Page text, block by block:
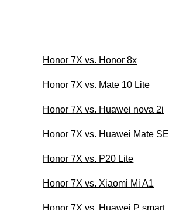
Honor 7X vs. Honor 8x
Honor 7X vs. Mate 10 Lite
Honor 7X vs. Huawei nova 2i
Honor 7X vs. Huawei Mate SE
Honor 7X vs. P20 Lite
Honor 7X vs. Xiaomi Mi A1
Honor 7X vs. Huawei P smart